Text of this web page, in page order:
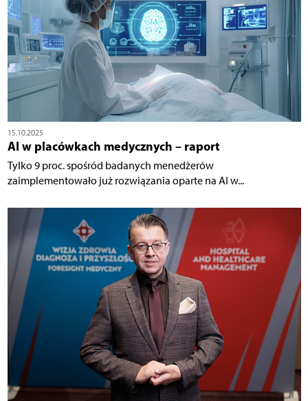
15.10.2025
AI w placówkach medycznych – raport
Tylko 9 proc. spośród badanych menedżerów
zaimplementowało już rozwiązania oparte na AI w...